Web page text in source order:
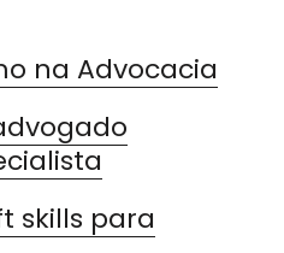
na Advocacia
skills para